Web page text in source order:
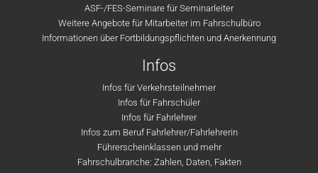
ASF-/FES-Seminare für Seminarleiter
Weitere Angebote für Mitarbeiter im Fahrschulbüro
Informationen über Fortbildungspflichten und Anerkennung
Infos
Infos für Verkehrsteilnehmer
Infos für Fahrschüler
Infos für Fahrlehrer
Infos zum Beruf Fahrlehrer/Fahrlehrerin
Führerscheinklassen und mehr
Fahrschulbranche: Zahlen, Daten, Fakten